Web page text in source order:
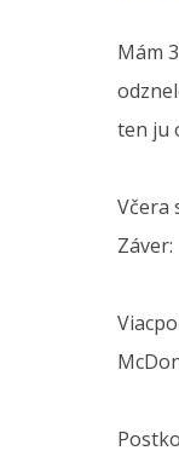
Mám
ten ju
Včera
Záver: